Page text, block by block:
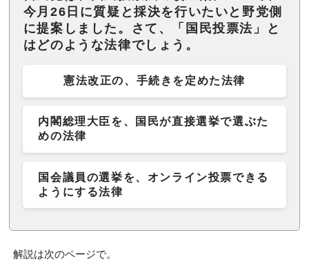
今月26日に質疑と採決を行いたいと野党側
に提案しました。さて、「国民投票法」と
はどのような法律でしょう。
憲法改正の、手続きを定めた法律
内閣総理大臣を、国民が直接選挙で選ぶた
めの法律
国会議員の選挙を、オンライン投票できる
ようにする法律
解説は次のページで。